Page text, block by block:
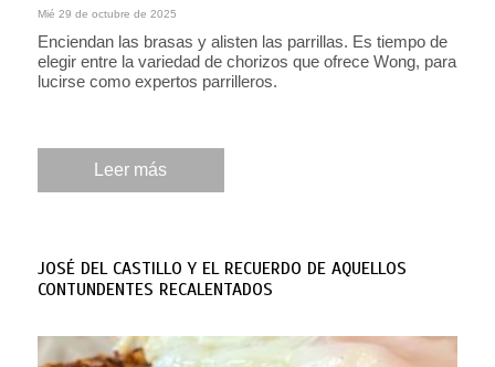
Mié 29 de octubre de 2025
Enciendan las brasas y alisten las parrillas. Es tiempo de
elegir entre la variedad de chorizos que ofrece Wong, para
lucirse como expertos parrilleros.
Leer más
JOSÉ DEL CASTILLO Y EL RECUERDO DE AQUELLOS
CONTUNDENTES RECALENTADOS